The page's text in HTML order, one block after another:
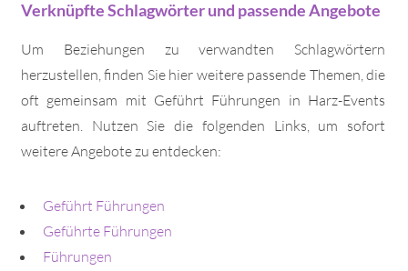
Verknüpfte Schlagwörter und passende Angebote
Um Beziehungen zu verwandten Schlagwörtern
herzustellen, finden Sie hier weitere passende Themen, die
oft gemeinsam mit Geführt Führungen in Harz-Events
auftreten. Nutzen Sie die folgenden Links, um sofort
weitere Angebote zu entdecken:
Geführt Führungen
Geführte Führungen
Führungen